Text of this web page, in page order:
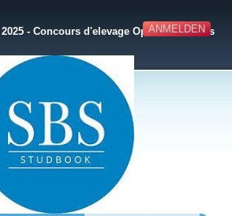
ANMELDEN
- Concours d'elevage Open-Studbooks